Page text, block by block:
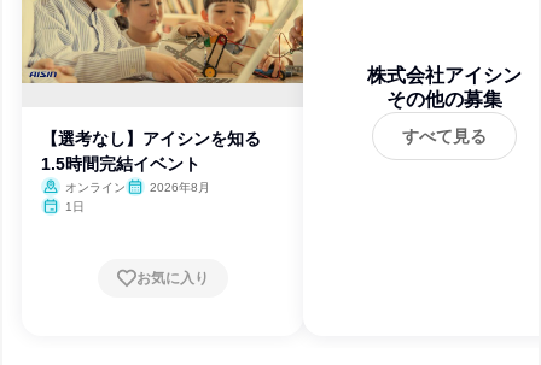
【選考なし】アイシンを知る
1.5時間完結イベント
オンライン
2026年8月
1日
お気に入り
株式会社アイシン
その他の募集
すべて見る